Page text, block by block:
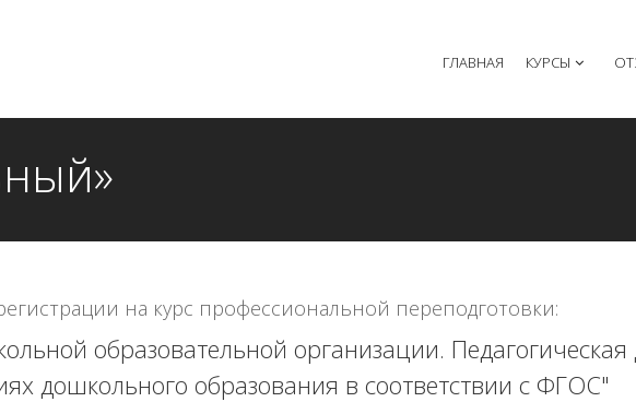
mail@institutsmolnyj.ru
ГЛАВНАЯ КУРСЫ
на курс профессиональной переподготовки:
образовательной организации. Педагогическая
дошкольного образования в соответствии с ФГОС"